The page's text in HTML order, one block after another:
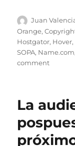
Author
Juan
Orange,
Hostgator, Hover,
SOPA, Name.com
commenton
un
día
La